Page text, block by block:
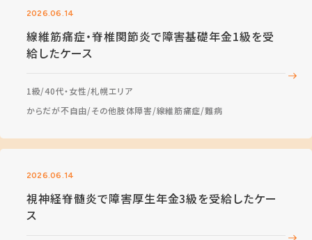
2026.06.14
線維筋痛症・脊椎関節炎で障害基礎年金1級を受
給したケース
1級 40代・女性 札幌エリア
からだが不自由 その他肢体障害 線維筋痛症 難病
2026.06.14
視神経脊髄炎で障害厚生年金3級を受給したケー
ス